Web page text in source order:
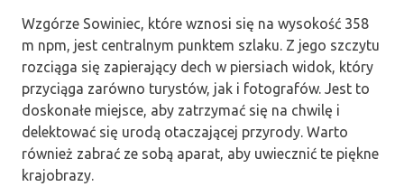
Wzgórze Sowiniec, które wznosi się na wysokość 358
m npm, jest centralnym punktem szlaku. Z jego szczytu
rozciąga się zapierający dech w piersiach widok, który
przyciąga zarówno turystów, jak i fotografów. Jest to
doskonałe miejsce, aby zatrzymać się na chwilę i
delektować się urodą otaczającej przyrody. Warto
również zabrać ze sobą aparat, aby uwiecznić te piękne
krajobrazy.